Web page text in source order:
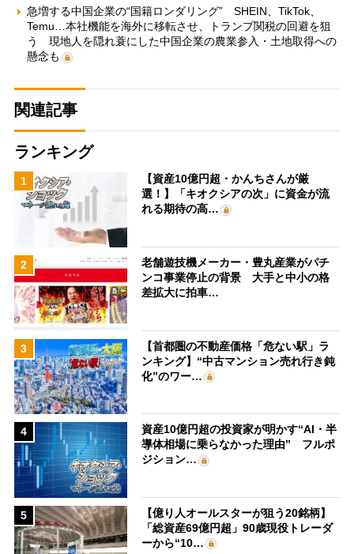
急増する中国企業の“国籍ロンダリング” SHEIN、TikTok、
Temu…本社機能を海外に移転させ、トランプ関税の回避を狙
う 現地人を隠れ蓑にした中国企業の農業参入・土地取得への
懸念も
関連記事
ランキング
1
【資産10億円超・かんちさんが厳
選！】「キオクシアの次」に資金が流
れる期待の高…
2
老舗遊技機メーカー・豊丸産業がパチ
ンコ事業停止の背景 大手と中小の格
差拡大に拍車…
3
【首都圏の不動産価格「危ない駅」ラ
ンキング】“中古マンション売れ行き鈍
化”のワー…
4
資産10億円超の投資家が明かす“AI・半
導体相場に乗らなかった理由” フルポ
ジション…
5
【億り人オールスターが狙う20銘柄】
「総資産69億円超」90歳現役トレーダ
ーから“10…